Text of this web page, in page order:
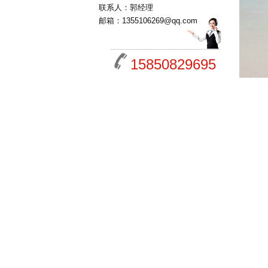
联系人：郭经理
邮箱：1355106269@qq.com
15850829695